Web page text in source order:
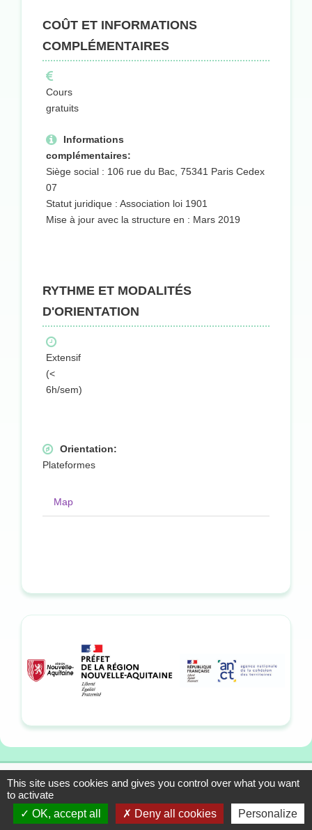
COÛT ET INFORMATIONS
COMPLÉMENTAIRES
Cours
gratuits
Informations
complémentaires:
Siège social : 106 rue du Bac, 75341 Paris Cedex
07
Statut juridique : Association loi 1901
Mise à jour avec la structure en : Mars 2019
RYTHME ET MODALITÉS
D'ORIENTATION
Extensif
(<
6h/sem)
Orientation:
Plateformes
Map
13-15 allée du Colonel
Fabien, 33310 Lormont
Tél. : 05 57 01 56 90
Mentions légales
Plan du site
Contact
This site uses cookies and gives you control over what you want
to activate
OK, accept all
Deny all cookies
Personalize